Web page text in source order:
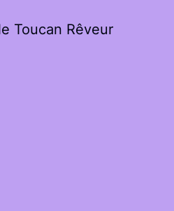
Toucan Rêveur